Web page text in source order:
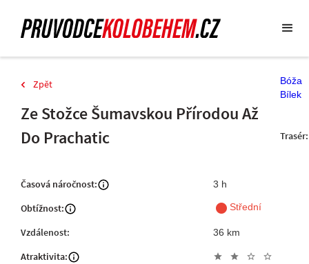
Obtížnost:
3 h
Trasér:
Zpět
Vzdálenost:
Ze Stožce Šumavskou Přírodou Až
Do Prachatic
Bóža
Bílek
fiber_manual_recordStřední
36 km
Atraktivita:
Časová náročnost:
star star star_outline star_outline